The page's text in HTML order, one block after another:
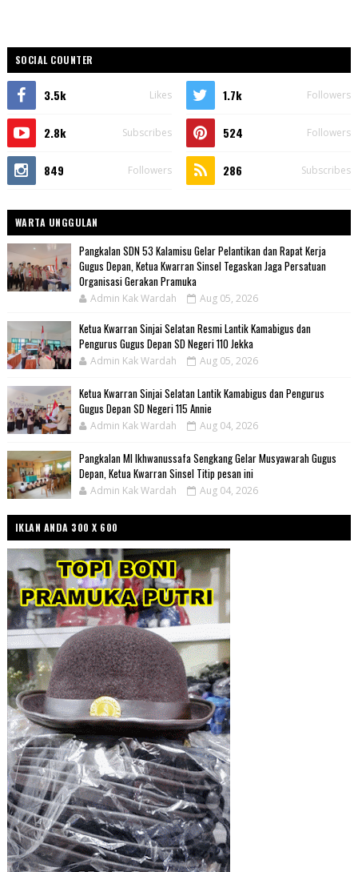
SOCIAL COUNTER
3.5k Likes 1.7k Followers
2.8k Subscribes 524 Followers
849 Followers 286 Subscribes
WARTA UNGGULAN
Pangkalan SDN 53 Kalamisu Gelar Pelantikan dan Rapat Kerja
Gugus Depan, Ketua Kwarran Sinsel Tegaskan Jaga Persatuan
Organisasi Gerakan Pramuka
Admin Kak Wardah Aug 05, 2026
Ketua Kwarran Sinjai Selatan Resmi Lantik Kamabigus dan
Pengurus Gugus Depan SD Negeri 110 Jekka
Admin Kak Wardah Aug 05, 2026
Ketua Kwarran Sinjai Selatan Lantik Kamabigus dan Pengurus
Gugus Depan SD Negeri 115 Annie
Admin Kak Wardah Aug 04, 2026
Pangkalan MI Ikhwanussafa Sengkang Gelar Musyawarah Gugus
Depan, Ketua Kwarran Sinsel Titip pesan ini
Admin Kak Wardah Aug 04, 2026
IKLAN ANDA 300 X 600